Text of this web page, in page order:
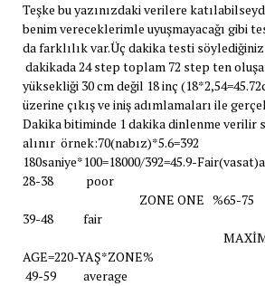
Teşke bu yazınızdaki verilere
benim vereceklerimle uyuşmayacağı gibi
da farklılık var.Üç dakika testi
dakikada 24 step toplam 72 step ten
yüksekliği 30 cm değil 18 inç
üzerine çıkış ve iniş adımlamaları ile
Dakika bitiminde 1 dakika dinlenme verilir
alınır örnek:70(nabız)*5.6=392
180saniye*100=18000/392=45.9-
28-38 poor
ZONE ONE %65-75
39-48 fair
MAXİMUM
AGE=220-YAŞ*ZONE%
49-59 average